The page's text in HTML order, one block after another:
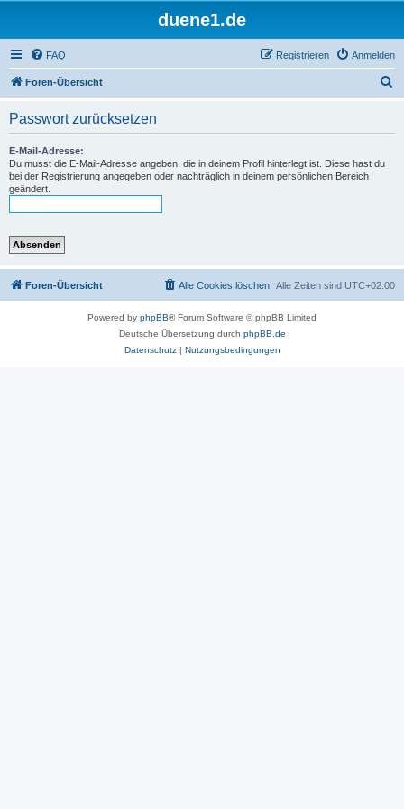
duene1.de
FAQ Anmelden
Registrieren
Foren-Übersicht
Passwort zurücksetzen
E-Mail-Adresse:
Du musst die E-Mail-Adresse angeben, die in deinem Profil hinterlegt ist. Diese hast du
bei der Registrierung angegeben oder nachträglich in deinem persönlichen Bereich
geändert.
Foren-Übersicht Alle Zeiten sind UTC+02:00
Alle Cookies löschen
Powered by phpBB® Forum Software © phpBB Limited
Deutsche Übersetzung durch phpBB.de
Datenschutz| Nutzungsbedingungen